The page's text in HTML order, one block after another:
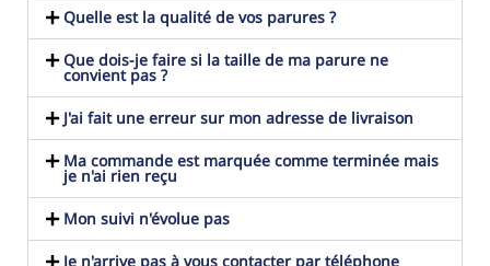
Quelle est la qualité de vos parures ?
Que dois-je faire si la taille de ma parure ne
convient pas ?
J'ai fait une erreur sur mon adresse de livraison
Ma commande est marquée comme terminée mais
je n'ai rien reçu
Mon suivi n'évolue pas
Je n'arrive pas à vous contacter par téléphone